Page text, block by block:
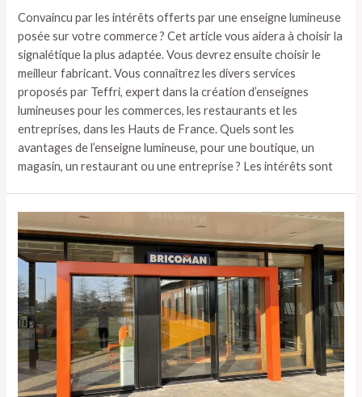
Convaincu par les intérêts offerts par une enseigne lumineuse
posée sur votre commerce ? Cet article vous aidera à choisir la
signalétique la plus adaptée. Vous devrez ensuite choisir le
meilleur fabricant. Vous connaîtrez les divers services
proposés par Teffri, expert dans la création d’enseignes
lumineuses pour les commerces, les restaurants et les
entreprises, dans les Hauts de France. Quels sont les
avantages de l’enseigne lumineuse, pour une boutique, un
magasin, un restaurant ou une entreprise ? Les intérêts sont